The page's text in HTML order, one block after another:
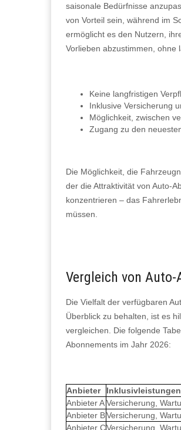
saisonale Bedürfnisse
von Vorteil sein, während im
ermöglicht es den Nutzern,
Vorlieben abzustimmen, ohne
Keine langfristigen
Inklusive Versicherung
Möglichkeit, zwischen
Zugang zu den
Die Möglichkeit, die
der die Attraktivität von Auto-
konzentrieren – das
müssen.
Vergleich von Auto-
Die Vielfalt der verfügbaren
Überblick zu behalten, ist es
vergleichen. Die folgende
Abonnements im Jahr 2026:
Anbieter Inklusivleistungen
Anbieter AVersicherung,
Anbieter BVersicherung,
Anbieter CVersicherung,